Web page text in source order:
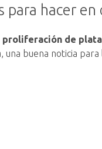
hacer en
proliferación de
buena noticia